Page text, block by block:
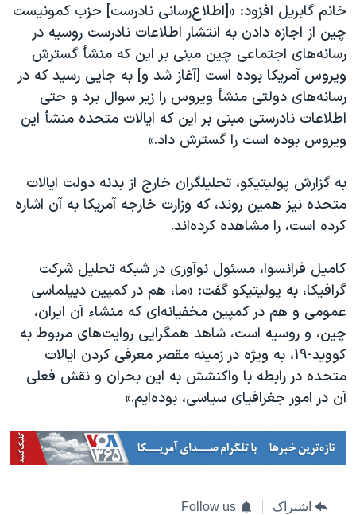
خانم گابریل افزود: «[اطلاع‌رسانی نادرست] حزب کمونیست
چین از اجازه دادن به انتشار اطلاعات نادرست روسیه در
رسانه‌های اجتماعی چین مبنی بر این که منشأ گسترش
ویروس آمریکا بوده است [آغاز شد و] به جایی رسید که در
رسانه‌های دولتی منشأ ویروس را زیر سوال برد و حتی
اطلاعات نادرستی مبنی بر این که ایالات متحده منشأ این
ویروس بوده است را گسترش داد.»
به گزارش پولیتیکو، تحلیلگران خارج از بدنه دولت ایالات
متحده نیز همین روند، که وزارت خارجه آمریکا به آن اشاره
کرده است، را مشاهده کرده‌اند.
کامیل فرانسوا، مسئول نوآوری در شبکه تحلیل شرکت
گرافیکا، به پولیتیکو گفت: «ما، هم در کمپین دیپلماسی
عمومی و هم در کمپین مخفیانه‌ای که منشاء آن ایران،
چین، و روسیه است، شاهد همگرایی روایت‌های مربوط به
کووید-۱۹، به ویژه در زمینه مقصر معرفی کردن ایالات
متحده در رابطه با واکنشش به این بحران و نقش فعلی
آن در امور جغرافیای سیاسی، بوده‌ایم.»
اشتراک Follow us